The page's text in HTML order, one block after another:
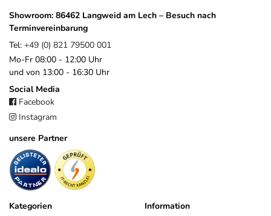
Showroom: 86462 Langweid am Lech – Besuch nach
Terminvereinbarung
Tel: +49 (0) 821 79500 001
Mo-Fr 08:00 - 12:00 Uhr
und von 13:00 - 16:30 Uhr
Social Media
Facebook
Instagram
unsere Partner
Kategorien
Information